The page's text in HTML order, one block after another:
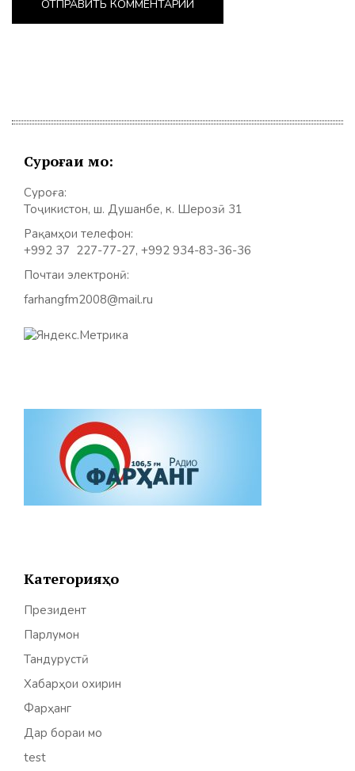
Суроғаи мо:
Суроға:
Тоҷикистон, ш. Душанбе, к. Шерозӣ 31
Рақамҳои телефон:
+992 37 227-77-27, +992 934-83-36-36
Почтаи электронӣ:
farhangfm2008@mail.ru
Категорияҳо
Президент
Парлумон
Тандурустӣ
Хабарҳои охирин
Фарҳанг
Дар бораи мо
test